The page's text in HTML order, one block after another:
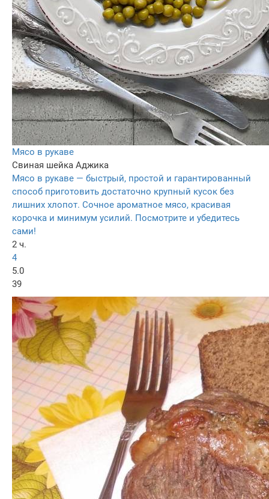
Мясо в рукаве
Свиная шейка Аджика
Мясо в рукаве — быстрый, простой и гарантированный
способ приготовить достаточно крупный кусок без
лишних хлопот. Сочное ароматное мясо, красивая
корочка и минимум усилий. Посмотрите и убедитесь
сами!
2 ч.
4
5.0
39